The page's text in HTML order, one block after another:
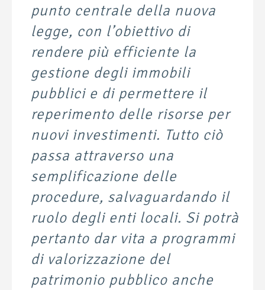
punto centrale della nuova
legge, con l’obiettivo di
rendere più efficiente la
gestione degli immobili
pubblici e di permettere il
reperimento delle risorse per
nuovi investimenti. Tutto ciò
passa attraverso una
semplificazione delle
procedure, salvaguardando il
ruolo degli enti locali. Si potrà
pertanto dar vita a programmi
di valorizzazione del
patrimonio pubblico anche